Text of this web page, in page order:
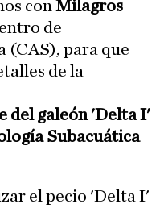
con Milagros
de
(CAS), para que
de la
del galeón 'Delta I'
Subacuática
el pecio 'Delta I'